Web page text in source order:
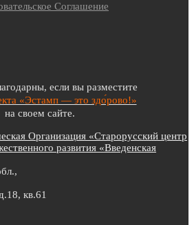
Соглашение
если вы разместите
«Эстамп — это здо́рово!»
на своем сайте.
Организация «Старорусский центр
развития «Введенская
кв.61